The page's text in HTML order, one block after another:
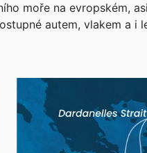
moře na evropském,
autem, vlakem a i